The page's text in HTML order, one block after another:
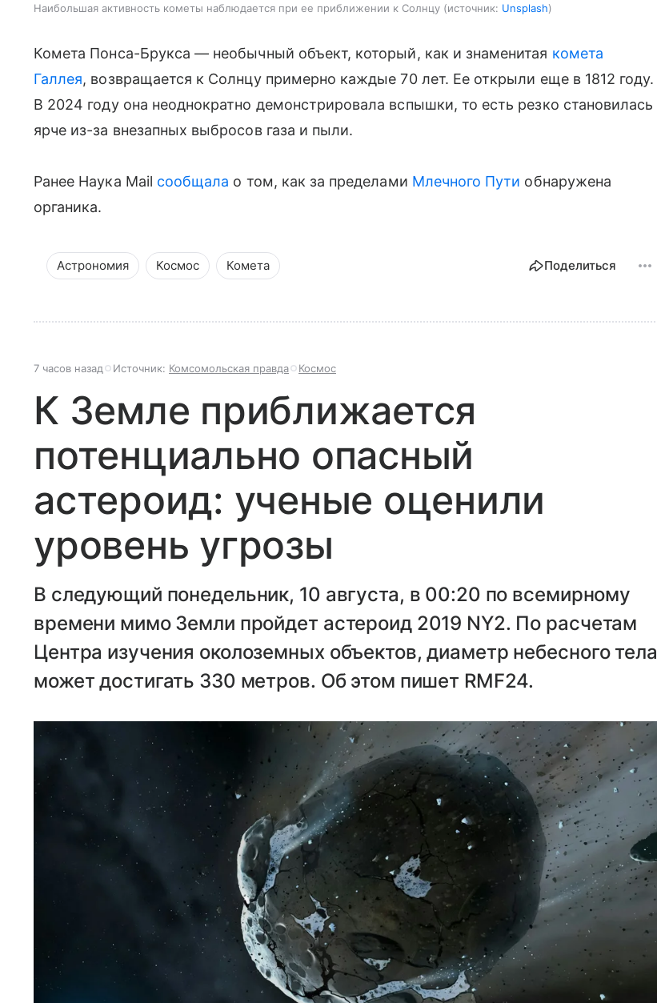
Наибольшая активность кометы наблюдается при ее приближении к Солнцу источник: Unsplash
Комета Понса-Брукса — необычный объект, который, как и знаменитая комета
Галлея, возвращается к Солнцу примерно каждые 70 лет. Ее открыли еще в 1812 году.
В 2024 году она неоднократно демонстрировала вспышки, то есть резко становилась
ярче из-за внезапных выбросов газа и пыли.
Ранее Наука Mail сообщала о том, как за пределами Млечного Пути обнаружена
органика.
Астрономия Космос Комета Поделиться
7 часов назад Источник: Комсомольская правда Космос
К Земле приближается
потенциально опасный
астероид: ученые оценили
уровень угрозы
В следующий понедельник, 10 августа, в 00:20 по всемирному
времени мимо Земли пройдет астероид 2019 NY2. По расчетам
Центра изучения околоземных объектов, диаметр небесного тела
может достигать 330 метров. Об этом пишет RMF24.